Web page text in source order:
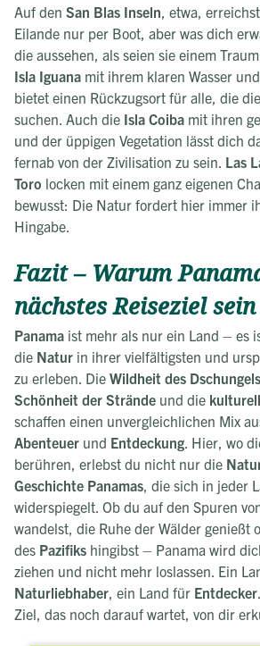
Auf den San Blas Inseln , etwa,
Eilande nur per Boot, aber was dich
die aussehen, als seien sie einem
Isla Iguana mit ihrem klaren Wasser
bietet einen Rückzugsort für alle, die die
suchen. Auch die Isla Coiba mit ihren
und der üppigen Vegetation lässt dich
fernab von der Zivilisation zu sein. Las
Toro locken mit einem ganz eigenen
bewusst: Die Natur fordert hier immer
Hingabe.
Fazit – Warum
nächstes Reiseziel
Panama ist mehr als nur ein Land – es
die Natur in ihrer vielfältigsten und
zu erleben. Die Wildheit des Dschungels
Schönheit der Strände und die
schaffen einen unvergleichlichen Mix
Abenteuer und Entdeckung . Hier, wo
berühren, erlebst du nicht nur die
Geschichte Panamas , die sich in jeder
widerspiegelt. Ob du auf den Spuren
wandelst, die Ruhe der Wälder genießt
des Pazifiks hingibst – Panama wird
ziehen und nicht mehr loslassen. Ein
Naturliebhaber , ein Land für Entdecker
Ziel, das noch darauf wartet, von dir